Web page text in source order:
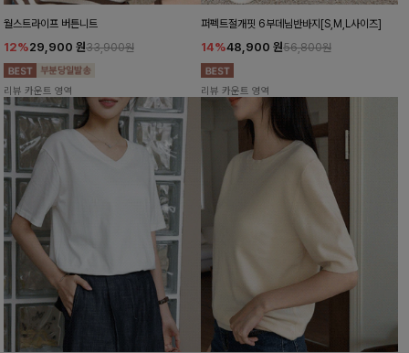
월스트라이프 버튼니트
12%29,900 원33,900원
리뷰 카운트 영역
퍼펙트절개핏 6부데님반바지[S,M,L사이즈]
14%48,900 원56,800원
리뷰 카운트 영역